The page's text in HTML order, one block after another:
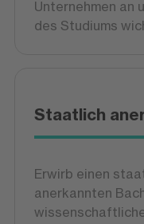
Unternehmen an
des Studiums
Staatlich
Erwirb einen
anerkannten